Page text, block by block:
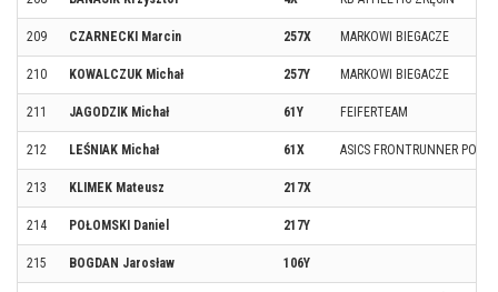
209 CZARNECKI Marcin 257X MARKOWI BIEGACZE
210 KOWALCZUK Michał 257Y MARKOWI BIEGACZE
211 JAGODZIK Michał 61Y FEIFERTEAM
212 LEŚNIAK Michał 61X ASICS FRONTRUNNER
213 KLIMEK Mateusz 217X
214 POŁOMSKI Daniel 217Y
215 BOGDAN Jarosław 106Y